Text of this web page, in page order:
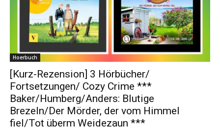
Hoerbuch
[Kurz-Rezension] 3 Hörbücher/
Fortsetzungen/ Cozy Crime ***
Baker/Humberg/Anders: Blutige
Brezeln/Der Mörder, der vom Himmel
fiel/Tot überm Weidezaun ***